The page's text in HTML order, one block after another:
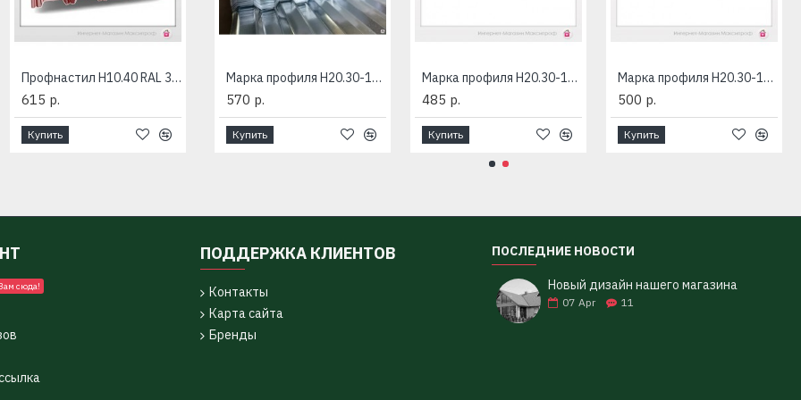
Профнастил Н10.40 RAL 3005
615 р.
Купить
Марка профиля Н10.40-1100-RAL
0 р.
Купить
Марка профиля Н20.30-1085-2RAL
570 р.
Купить
Марка профиля Н20.30-1085-RAL
485 р.
Купить
Марка профиля Н20.30-1085-Zn
500 р.
Купить
сюда!
ПОДДЕРЖКА КЛИЕНТОВ
Контакты
Карта сайта
Бренды
ПОСЛЕДНИЕ НОВОСТИ
Новый дизайн нашего магазина
07 Apr 11